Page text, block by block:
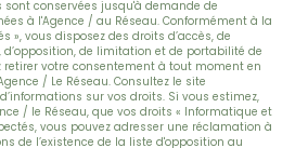
sont conservées jusqu'à demande de
à l'Agence / au Réseau. Conformément à la
», vous disposez des droits d’accès, de
d’opposition, de limitation et de portabilité de
retirer votre consentement à tout moment en
/ Le Réseau. Consultez le site
sur vos droits. Si vous estimez,
/ le Réseau, que vos droits « Informatique et
vous pouvez adresser une réclamation à
de l’existence de la liste d'opposition au